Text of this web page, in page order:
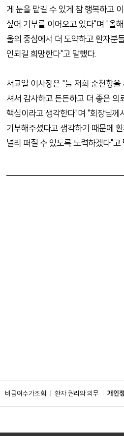
게 눈을 맡길 수 있게 참 행복하고
싶어 기부를 이어오고 있다"며 "올
울의 중심에서 더 도약하고 환자분
인되길 희망한다"고 말했다.
서교일 이사장은 "늘 저희 순천향
셔서 감사하고 든든하고 더 좋은 의
핵심이라고 생각한다"며 "회장님께
기부해주셨다고 생각하기 때문에
널리 퍼질 수 있도록 노력하겠다"고
비급여수가조회 환자 권리와 의무 개인